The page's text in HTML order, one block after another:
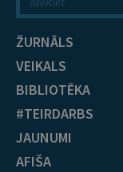
ŽURNĀLS
VEIKALS
BIBLIOTĒKA
#TEIRDARBS
JAUNUMI
AFIŠA